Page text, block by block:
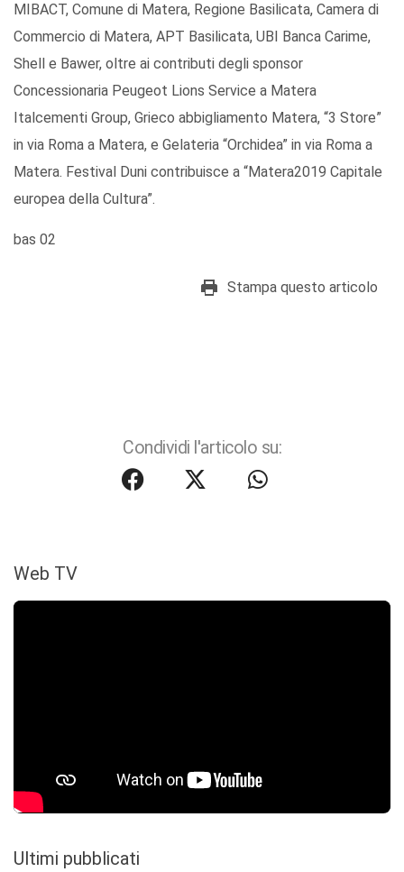
MIBACT, Comune di Matera, Regione Basilicata, Camera di
Commercio di Matera, APT Basilicata, UBI Banca Carime,
Shell e Bawer, oltre ai contributi degli sponsor
Concessionaria Peugeot Lions Service a Matera
Italcementi Group, Grieco abbigliamento Matera, “3 Store”
in via Roma a Matera, e Gelateria “Orchidea” in via Roma a
Matera. Festival Duni contribuisce a “Matera2019 Capitale
europea della Cultura”.
bas 02
Stampa questo articolo
Condividi l'articolo su:
Web TV
Ultimi pubblicati